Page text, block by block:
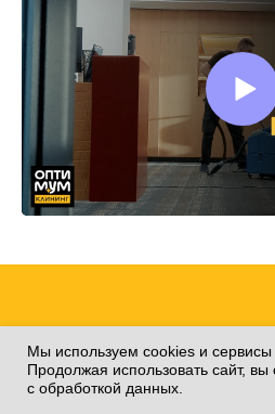
Мы используем cookies и сервисы
Продолжая использовать сайт, вы
с обработкой данных.
Заявка на
клининга